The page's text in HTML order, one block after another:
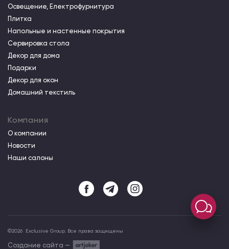
Освещение, Електрофурнитура
Плитка
Напольные и настенные покрытия
Сервировка стола
Декор для дома
Подарки
Декор для окон
Домашний текстиль
Компания
О компании
Новости
Наши салоны
©2026 Exclusive Group. Все права защищены
Создание сайта —